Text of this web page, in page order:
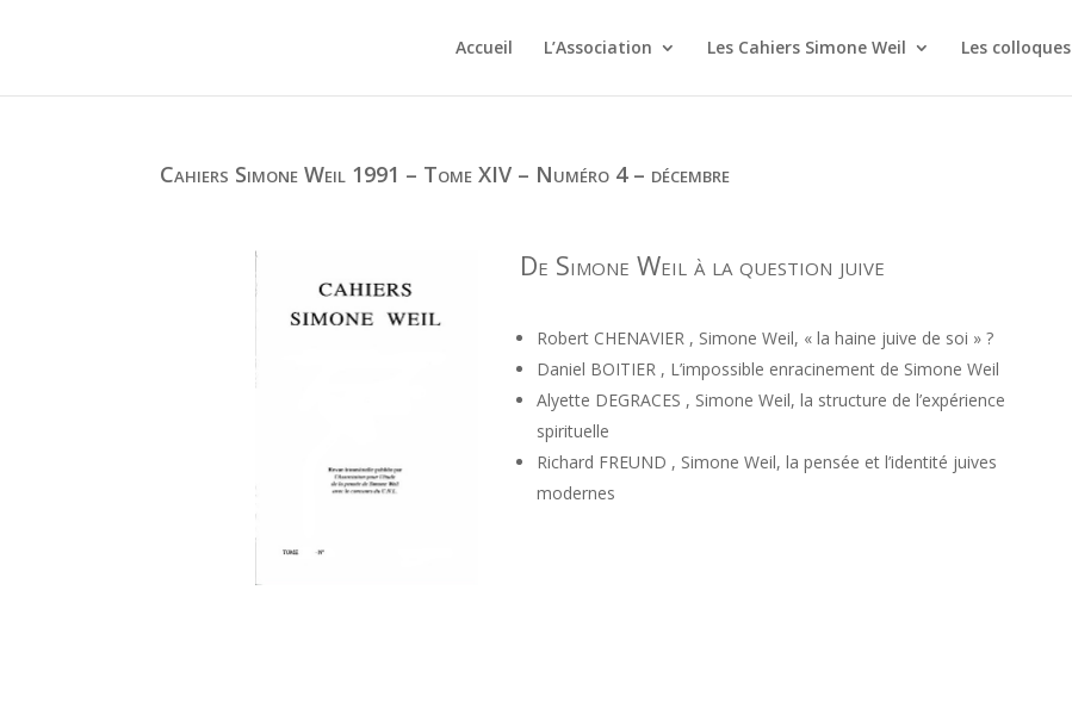
Accueil L’Association Les Cahiers Simone Weil Les colloques
Cahiers Simone Weil 1991 – Tome XIV – Numéro 4 – décembre
De Simone Weil à la question juive
Robert CHENAVIER , Simone Weil, « la haine juive de soi » ?
Daniel BOITIER , L’impossible enracinement de Simone Weil
Alyette DEGRACES , Simone Weil, la structure de l’expérience
spirituelle
Richard FREUND , Simone Weil, la pensée et l’identité juives
modernes